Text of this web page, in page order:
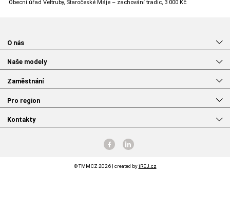
Obecní úřad Veltruby, Staročeské Máje – zachování tradic, 3 000 Kč
O nás
Naše modely
Zaměstnání
Pro region
Kontakty
© TMMCZ 2026 | created byiREJ.cz